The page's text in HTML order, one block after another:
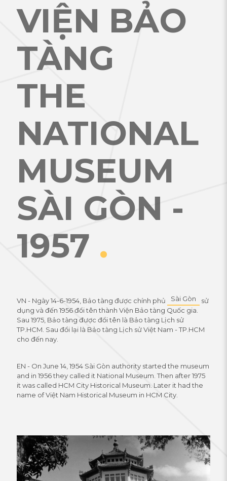
VIỆN BẢO
TÀNG
THE
NATIONAL
MUSEUM
SÀI GÒN -
1957 .
VN - Ngày 14-6-1954, Bảo tàng được chính phủ Sài Gòn
sử
dụng và đến 1956 đổi tên thành Viện Bảo tàng Quốc gia.
Sau 1975, Bảo tàng được đổi tên là Bảo tàng Lịch sử
TP.HCM. Sau đổi lại là Bảo tàng Lịch sử Việt Nam - TP.HCM
cho đến nay.
EN - On June 14, 1954 Sài Gòn authority started the museum
and in 1956 they called it National Museum. Then after 1975
it was called HCM City Historical Museum. Later it had the
name of Việt Nam Historical Museum in HCM City.